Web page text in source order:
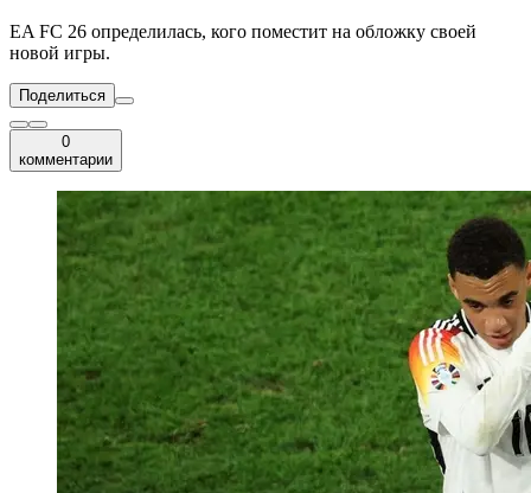
EA FC 26 определилась, кого поместит на обложку своей
новой игры.
Поделиться
0
комментарии